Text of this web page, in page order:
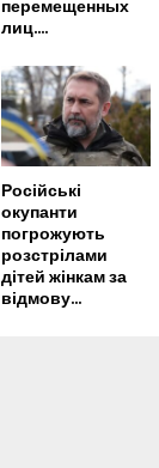
перемещенных
лиц....
Російські
окупанти
погрожують
розстрілами
дітей жінкам за
відмову...